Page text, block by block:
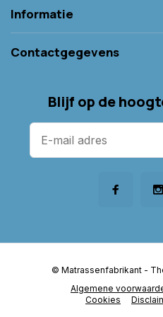
Informatie
Contactgegevens
Blijf op de
Algemene
Cookies
© Matrassenfabrikant -